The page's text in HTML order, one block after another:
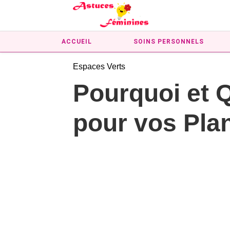
ACCUEIL SOINS PERSONNELS
Espaces Verts
Pourquoi et
pour vos